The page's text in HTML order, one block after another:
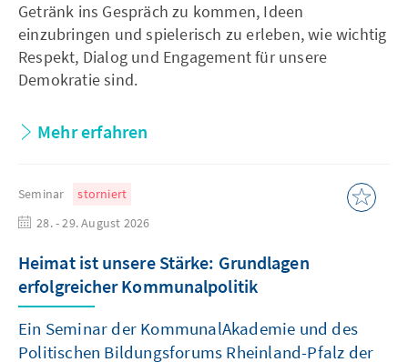
Getränk ins Gespräch zu kommen, Ideen
einzubringen und spielerisch zu erleben, wie wichtig
Respekt, Dialog und Engagement für unsere
Demokratie sind.
Mehr erfahren
Seminar
storniert
28. - 29. August 2026
Heimat ist unsere Stärke: Grundlagen
erfolgreicher Kommunalpolitik
Ein Seminar der KommunalAkademie und des
Politischen Bildungsforums Rheinland-Pfalz der